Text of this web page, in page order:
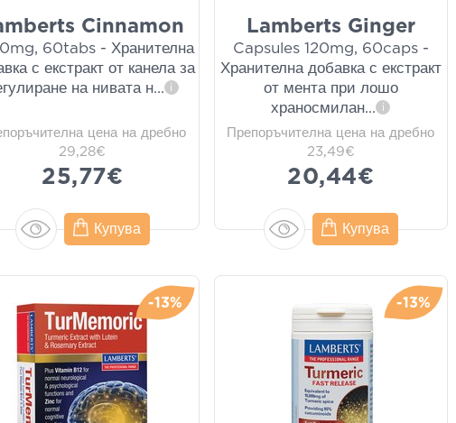
Cinnamon
60tabs - Хранителна
с екстракт от канела за
на нивата н... i
цена на дребно
29,28€
25,77€
Купува
Lamberts Ginger
Capsules 120mg, 60caps -
Хранителна добавка с екстракт
от мента при лошо
храносмилан... i
Препоръчителна цена на дребно
23,49€
20,44€
Купува
-13% -13%